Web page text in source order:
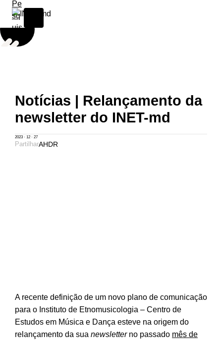
Skip to content
Notícias | Relançamento da
newsletter do INET-md
2023 · 12 · 27
PartilharAHDR
A recente definição de um novo plano de comunicação
para o Instituto de Etnomusicologia – Centro de
Estudos em Música e Dança esteve na origem do
relançamento da sua newsletterno passado mês de